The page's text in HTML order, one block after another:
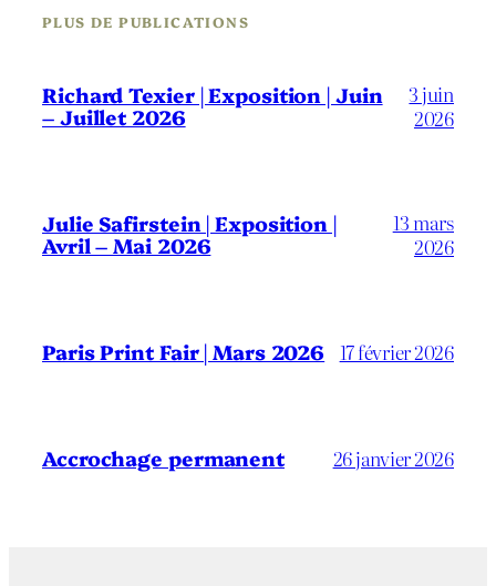
PLUS DE PUBLICATIONS
Richard Texier | Exposition | Juin
– Juillet 2026
3 juin
2026
Julie Safirstein | Exposition |
Avril – Mai 2026
13 mars
2026
Paris Print Fair | Mars 2026 17 février 2026
Accrochage permanent 26 janvier 2026